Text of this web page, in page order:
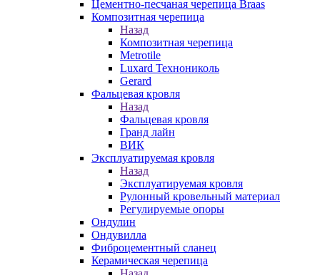
Цементно-песчаная черепица Braas
Композитная черепица
Назад
Композитная черепица
Metrotile
Luxard Технониколь
Gerard
Фальцевая кровля
Назад
Фальцевая кровля
Гранд лайн
ВИК
Эксплуатируемая кровля
Назад
Эксплуатируемая кровля
Рулонный кровельный материал
Регулируемые опоры
Ондулин
Ондувилла
Фиброцементный сланец
Керамическая черепица